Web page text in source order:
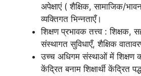
अपेक्षाएं ( शैक्षिक, सामाजिक/
व्यक्तिगत भिन्नताएँ।
शिक्षण प्रभावक तत्त्व : शिक्षक,
संस्थागत सुविधाएँ, शैक्षिक
उच्च अधिगम संस्थाओं में शिक्षण
केंद्रित बनाम शिक्षार्थी केंद्रित